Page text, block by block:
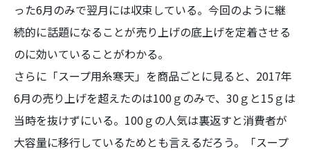
った6月のみで翌月には収束している。今回のように継
続的に話題になることが売り上げの底上げを定着させる
のに効いていることがわかる。
さらに「スープ用糸寒天」を商品ごとに見ると、2017年
6月の売り上げを超えたのは100ｇのみで、30ｇと15ｇは
当時を抜けずにいる。100ｇの人気は裏返すと消費者が
大容量に移行しているためとも言えるだろう。「スープ